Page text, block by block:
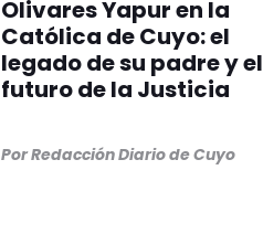
Olivares Yapur en la
Católica de Cuyo: el
legado de su padre y el
futuro de la Justicia
PorRedacción Diario de Cuyo